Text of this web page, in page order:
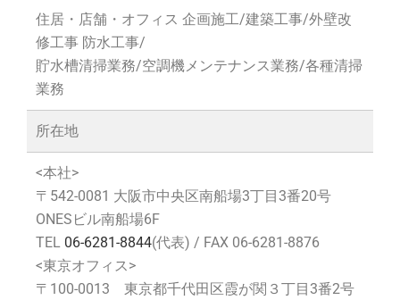
住居・店舗・オフィス 企画施工/建築工事/外壁改
修工事 防水工事/
貯水槽清掃業務/空調機メンテナンス業務/各種清掃
業務
所在地
<本社>
〒542-0081 大阪市中央区南船場3丁目3番20号
ONESビル南船場6F
TEL 06-6281-8844(代表) / FAX 06-6281-8876
<東京オフィス>
〒100-0013 東京都千代田区霞が関３丁目3番2号